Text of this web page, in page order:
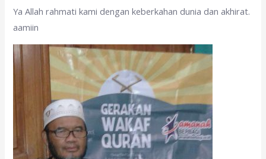
Ya Allah rahmati kami dengan keberkahan dunia dan akhirat.
aamiin